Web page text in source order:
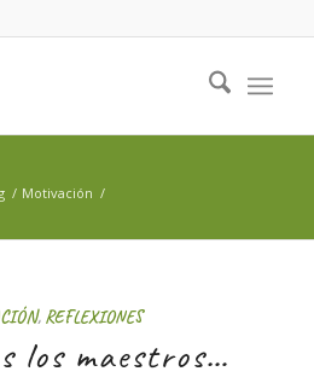
/ Motivación /
, REFLEXIONES
los maestros…